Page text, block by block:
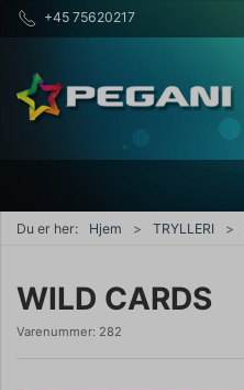
+45 75620217
Du er her: Hjem TRYLLERI
WILD CARDS
Varenummer: 282